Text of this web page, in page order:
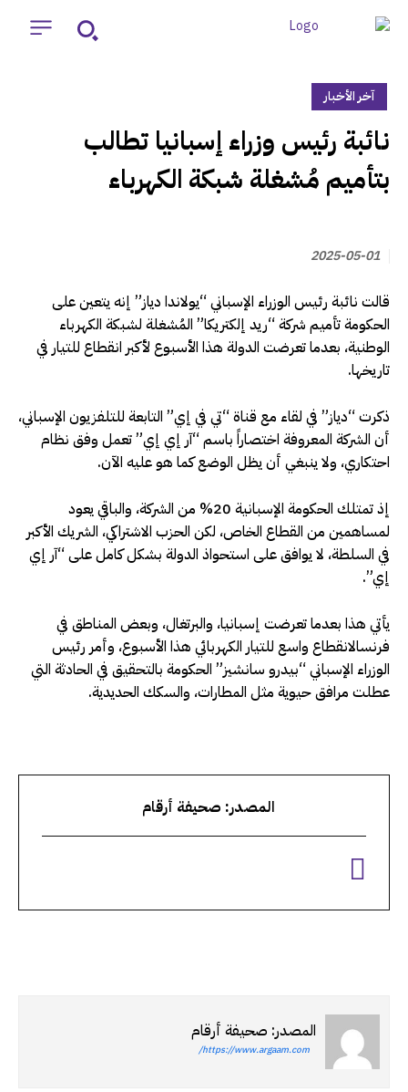
آخر الأخبار
‏نائبة رئيس وزراء إسبانيا تطالب
بتأميم مُشغلة شبكة الكهرباء
2025-05-01
قالت نائبة رئيس الوزراء الإسباني “يولاندا دياز” إنه يتعين على
الحكومة تأميم شركة “ريد إلكتريكا” المُشغلة لشبكة الكهرباء
الوطنية، بعدما تعرضت الدولة هذا الأسبوع لأكبر انقطاع للتيار في
تاريخها.
ذكرت “دياز” في لقاء مع قناة “تي في إي” التابعة للتلفزيون الإسباني،
أن الشركة المعروفة اختصاراً باسم “آر إي إي” تعمل وفق نظام
احتكاري، ولا ينبغي أن يظل الوضع كما هو عليه الآن.
إذ تمتلك الحكومة الإسبانية 20% من الشركة، والباقي يعود
لمساهمين من القطاع الخاص، لكن الحزب الاشتراكي، الشريك الأكبر
في السلطة، لا يوافق على استحواذ الدولة بشكل كامل على “آر إي
إي”.
يأتي هذا بعدما تعرضت إسبانيا، والبرتغال، وبعض المناطق في
فرنسالانقطاع واسع للتيار الكهربائي هذا الأسبوع، وأمر رئيس
الوزراء الإسباني “بيدرو سانشيز” الحكومة بالتحقيق في الحادثة التي
عطلت مرافق حيوية مثل المطارات، والسكك الحديدية.
المصدر: صحيفة أرقام
المصدر: صحيفة أرقام
https://www.argaam.com/